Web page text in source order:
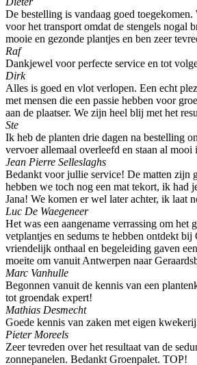
De bestelling is vandaag goed toegekomen.
voor het transport omdat de stengels nogal
mooie en gezonde plantjes en ben zeer
Raf
Dankjewel voor perfecte service en tot
Dirk
Alles is goed en vlot verlopen. Een echt
met mensen die een passie hebben voor
aan de plaatser. We zijn heel blij met het
Ste
Ik heb de planten drie dagen na bestelling
vervoer allemaal overleefd en staan al mooi
Jean Pierre Selleslaghs
Bedankt voor jullie service! De matten zijn
hebben we toch nog een mat tekort, ik had
Jana! We komen er wel later achter, ik laat
Luc De Waegeneer
Het was een aangename verrassing om het
vetplantjes en sedums te hebben ontdekt bij
vriendelijk onthaal en begeleiding gaven
moeite om vanuit Antwerpen naar
Marc Vanhulle
Begonnen vanuit de kennis van een
tot groendak expert!
Mathias Desmecht
Goede kennis van zaken met eigen
Pieter Moreels
Zeer tevreden over het resultaat van de
zonnepanelen. Bedankt Groenpalet. TOP!